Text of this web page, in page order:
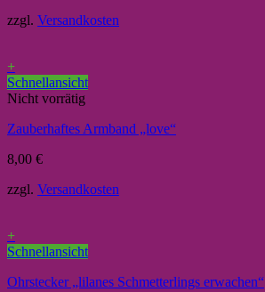
zzgl. Versandkosten
+
Schnellansicht
Nicht vorrätig
Zauberhaftes Armband „love“
8,00 €
zzgl. Versandkosten
+
Schnellansicht
Ohrstecker „lilanes Schmetterlings erwachen“